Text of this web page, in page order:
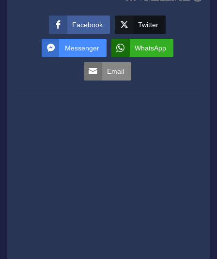
Facebook Twitter
Messenger WhatsApp
Email